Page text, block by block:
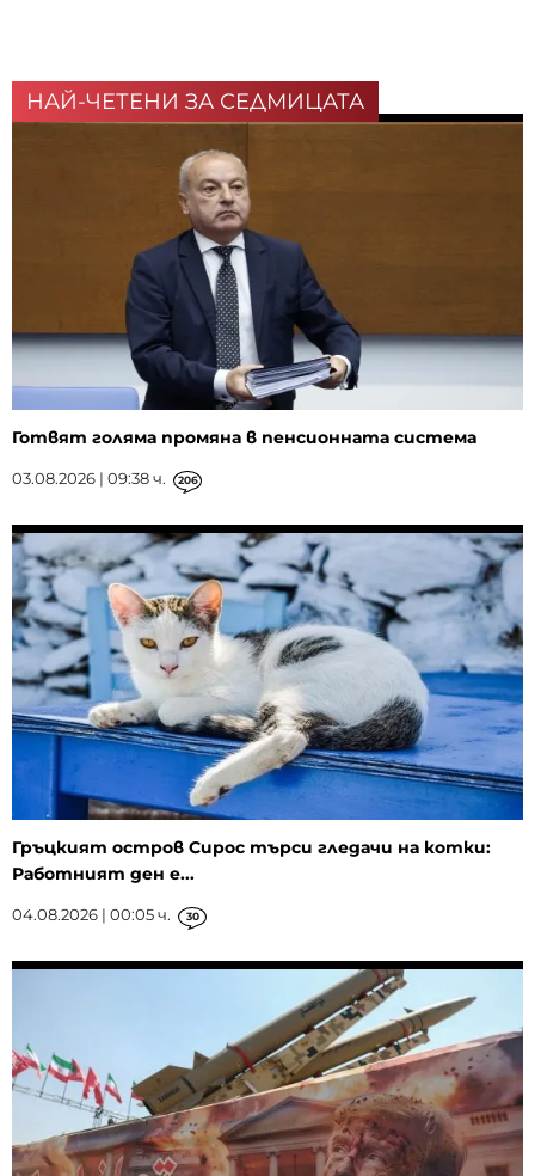
НАЙ-ЧЕТЕНИ ЗА СЕДМИЦАТА
Готвят голяма промяна в пенсионната система
03.08.2026 | 09:38 ч. 206
Гръцкият остров Сирос търси гледачи на котки:
Работният ден е...
04.08.2026 | 00:05 ч. 30